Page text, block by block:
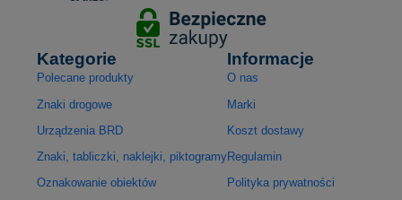
Kategorie
Polecane produkty
Znaki drogowe
Urządzenia BRD
Znaki, tabliczki, naklejki, piktogramy
Oznakowanie obiektów
Informacje
O nas
Marki
Koszt dostawy
Regulamin
Polityka prywatności